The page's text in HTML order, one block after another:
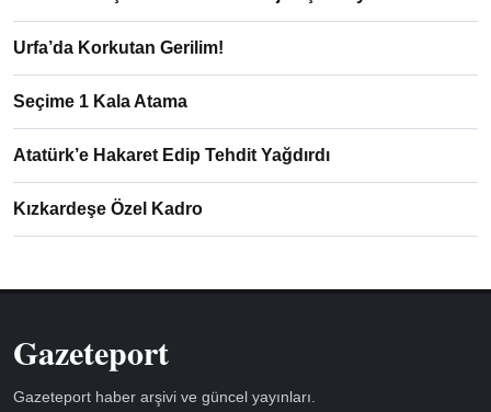
Urfa’da Korkutan Gerilim!
Seçime 1 Kala Atama
Atatürk’e Hakaret Edip Tehdit Yağdırdı
Kızkardeşe Özel Kadro
Gazeteport
Gazeteport haber arşivi ve güncel yayınları.